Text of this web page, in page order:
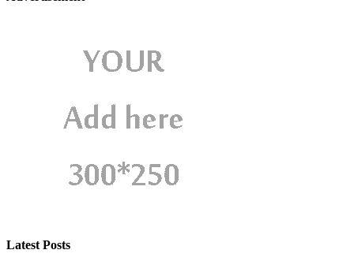
Latest Posts